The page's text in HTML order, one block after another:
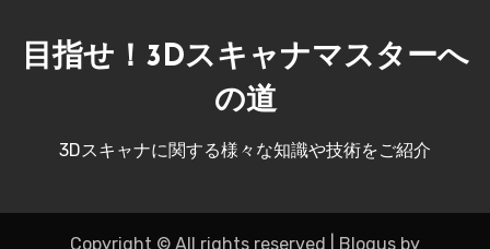
目指せ！3Dスキャナマスターへ
の道
3Dスキャナに関する様々な知識や技術をご紹介
Copyright © All rights reserved Blogus by